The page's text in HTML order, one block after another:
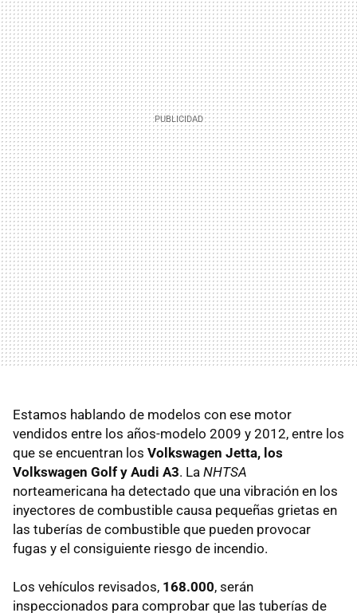
Estamos hablando de modelos con ese motor
vendidos entre los años-modelo 2009 y 2012, entre los
que se encuentran los Volkswagen Jetta, los
Volkswagen Golf y Audi A3. La NHTSA
norteamericana ha detectado que una vibración en los
inyectores de combustible causa pequeñas grietas en
las tuberías de combustible que pueden provocar
fugas y el consiguiente riesgo de incendio.
Los vehículos revisados, 168.000, serán
inspeccionados para comprobar que las tuberías de